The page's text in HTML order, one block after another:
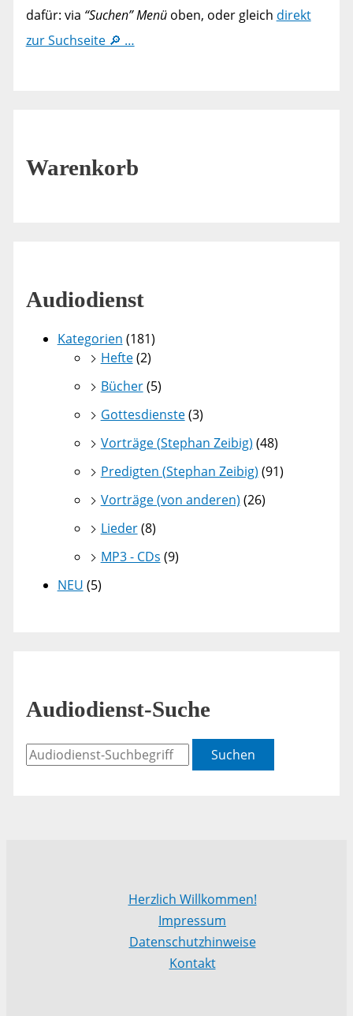
dafür: via “Suchen” Menüoben, oder gleich direkt
zur Suchseite 🔎 …
Warenkorb
Audiodienst
Kategorien (181)
Hefte(2)
Bücher(5)
Gottesdienste(3)
Vorträge (Stephan Zeibig) (48)
Predigten (Stephan Zeibig) (91)
Vorträge (von anderen) (26)
Lieder(8)
MP3 - CDs (9)
NEU (5)
Audiodienst-Suche
Suchen
Herzlich Willkommen!
Impressum
Datenschutzhinweise
Kontakt